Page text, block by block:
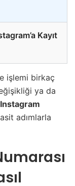
Kayıt
işlemi birkaç
ya da
Instagram
adımlarla